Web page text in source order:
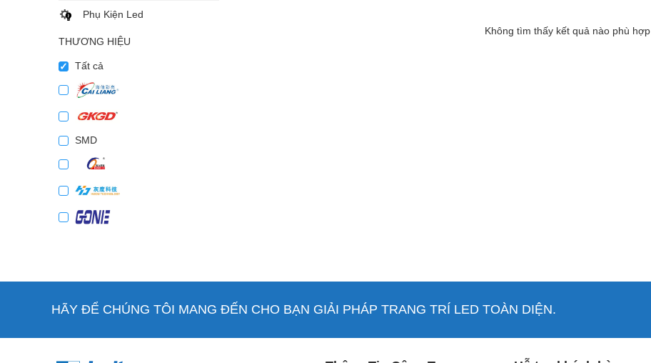
Phụ Kiện Led
THƯƠNG HIỆU
Tất cả
SMD
Không tìm thấy kết quả nào phù hợp
HÃY ĐỂ CHÚNG TÔI MANG ĐẾN CHO BẠN GIẢI PHÁP TRANG TRÍ LED TOÀN DIỆN.